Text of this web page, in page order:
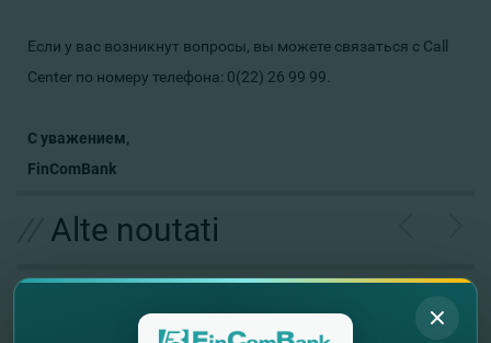
Если у вас возникнут вопросы, вы можете связаться с Call
Center по номеру телефона: 0(22) 26 99 99.
С уважением,
FinComBank
Alte noutati